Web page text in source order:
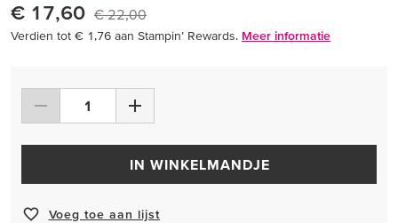
€ 17,60 € 22,00
Verdien tot € 1,76 aan Stampin’ Rewards. Meer informatie
IN WINKELMANDJE
Voeg toe aan lijst